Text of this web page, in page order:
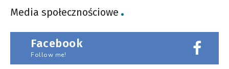
Media społecznościowe
Facebook
Follow me!